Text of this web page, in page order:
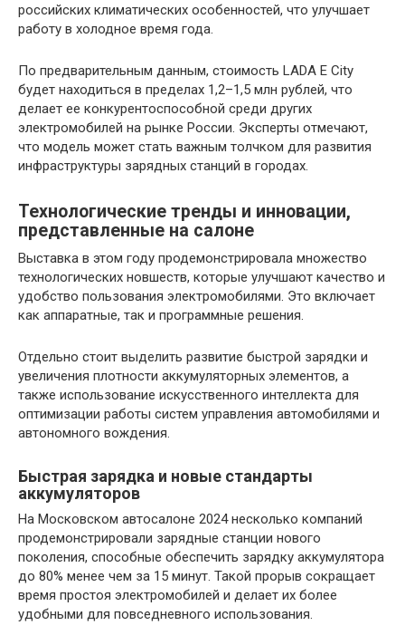
российских климатических особенностей, что улучшает
работу в холодное время года.
По предварительным данным, стоимость LADA E City
будет находиться в пределах 1,2–1,5 млн рублей, что
делает ее конкурентоспособной среди других
электромобилей на рынке России. Эксперты отмечают,
что модель может стать важным толчком для развития
инфраструктуры зарядных станций в городах.
Технологические тренды и инновации,
представленные на салоне
Выставка в этом году продемонстрировала множество
технологических новшеств, которые улучшают качество и
удобство пользования электромобилями. Это включает
как аппаратные, так и программные решения.
Отдельно стоит выделить развитие быстрой зарядки и
увеличения плотности аккумуляторных элементов, а
также использование искусственного интеллекта для
оптимизации работы систем управления автомобилями и
автономного вождения.
Быстрая зарядка и новые стандарты
аккумуляторов
На Московском автосалоне 2024 несколько компаний
продемонстрировали зарядные станции нового
поколения, способные обеспечить зарядку аккумулятора
до 80% менее чем за 15 минут. Такой прорыв сокращает
время простоя электромобилей и делает их более
удобными для повседневного использования.